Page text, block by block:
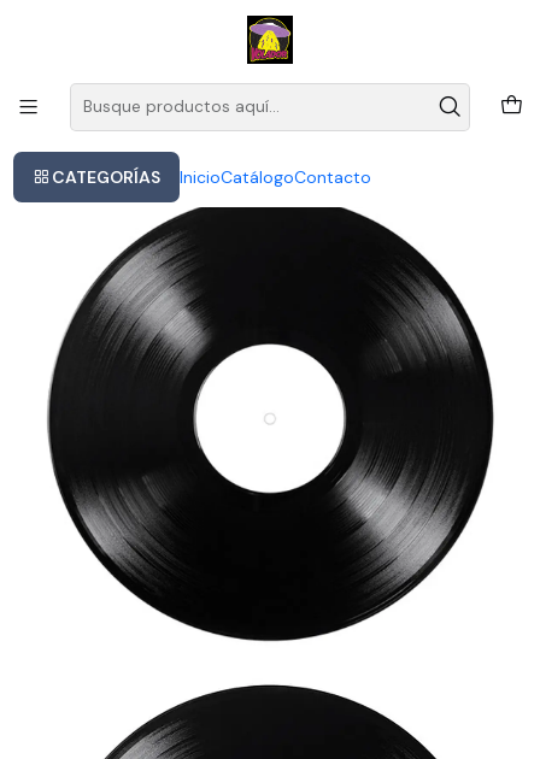
CATEGORÍAS InicioCatálogoContacto
Este es el texto del slide
Lp System Of A Down - System Of A Down (1998) Versión De Álbum
Estándar De Importación Sellada